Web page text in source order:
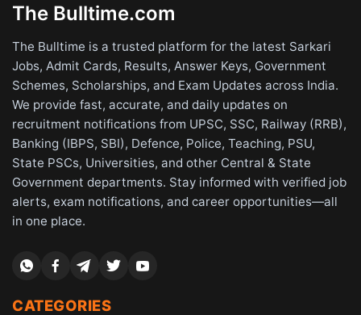
The Bulltime.com
The Bulltime is a trusted platform for the latest Sarkari
Jobs, Admit Cards, Results, Answer Keys, Government
Schemes, Scholarships, and Exam Updates across India.
We provide fast, accurate, and daily updates on
recruitment notifications from UPSC, SSC, Railway (RRB),
Banking (IBPS, SBI), Defence, Police, Teaching, PSU,
State PSCs, Universities, and other Central & State
Government departments. Stay informed with verified job
alerts, exam notifications, and career opportunities—all
in one place.
CATEGORIES